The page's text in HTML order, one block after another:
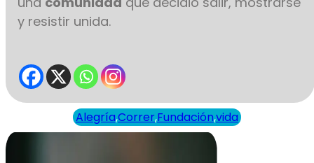
y resistir unida.
Alegría,Correr,Fundación,vida